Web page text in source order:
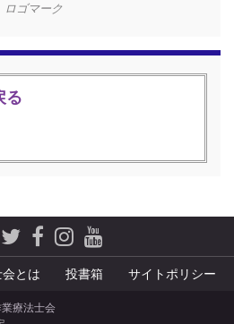
ロゴマーク
る
会とは 投書箱 サイトポリシー
療法士会